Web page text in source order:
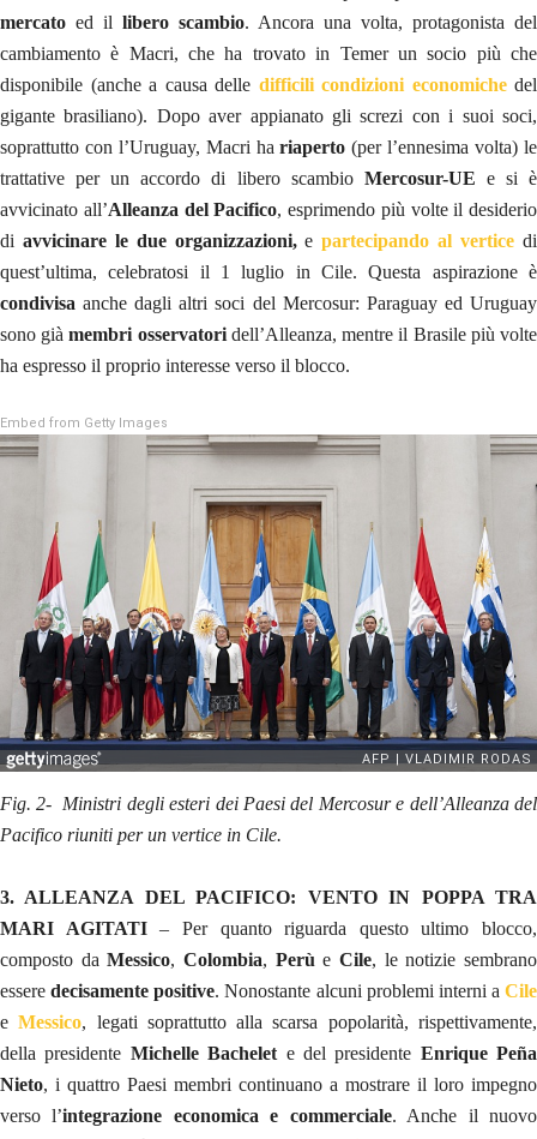
mercato ed il libero scambio. Ancora una volta, protagonista del
cambiamento è Macri, che ha trovato in Temer un socio più che
disponibile (anche a causa delle difficili condizioni economichedel
gigante brasiliano). Dopo aver appianato gli screzi con i suoi soci,
soprattutto con l’Uruguay, Macri hariaperto (per l’ennesima volta) le
trattative per un accordo di libero scambio Mercosur-UE e si è
avvicinato all’Alleanza del Pacifico, esprimendo più volte il desiderio
di avvicinare le due organizzazioni,epartecipando al vertice di
quest’ultima, celebratosi il 1 luglio in Cile. Questa aspirazione è
condivisa anche dagli altri soci del Mercosur: Paraguay ed Uruguay
sono giàmembri osservatoridell’Alleanza, mentre il Brasile più volte
ha espresso il proprio interesse verso il blocco.
Embed from Getty Images
Fig. 2- Ministri degli esteri dei Paesi del Mercosur e dell’Alleanza del
Pacifico riuniti per un vertice in Cile.
3. ALLEANZA DEL PACIFICO: VENTO IN POPPA TRA
MARI AGITATI– Per quanto riguarda questo ultimo blocco,
composto daMessico,Colombia, Perù eCile, le notizie sembrano
esseredecisamente positive. Nonostante alcuni problemi interni a Cile
eMessico, legati soprattutto alla scarsa popolarità, rispettivamente,
della presidente Michelle Bachelet e del presidente Enrique Peña
Nieto, i quattro Paesi membri continuano a mostrare il loro impegno
verso l’integrazione economica e commerciale. Anche il nuovo